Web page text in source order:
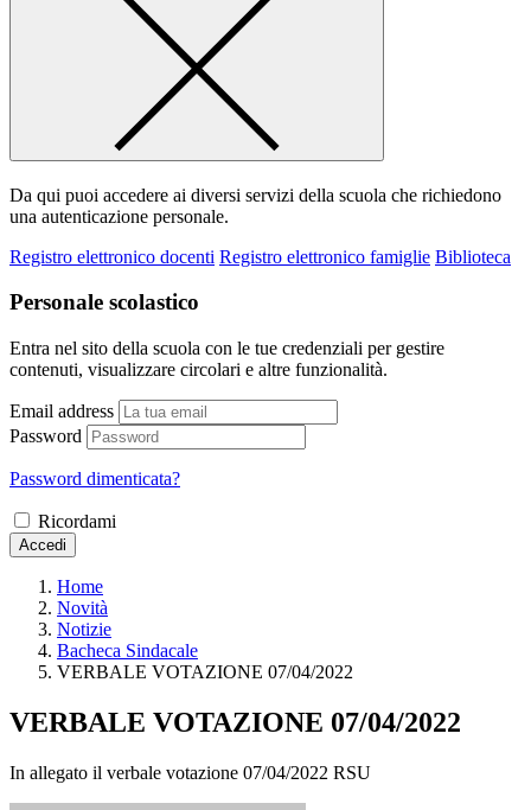
Da qui puoi accedere ai diversi servizi della scuola che richiedono
una autenticazione personale.
Registro elettronico docenti Registro elettronico famiglie Biblioteca
Personale scolastico
Entra nel sito della scuola con le tue credenziali per gestire
contenuti, visualizzare circolari e altre funzionalità.
Email address
Password
Password dimenticata?
Ricordami
Accedi
Home
Novità
Notizie
Bacheca Sindacale
VERBALE VOTAZIONE 07/04/2022
VERBALE VOTAZIONE 07/04/2022
In allegato il verbale votazione 07/04/2022 RSU